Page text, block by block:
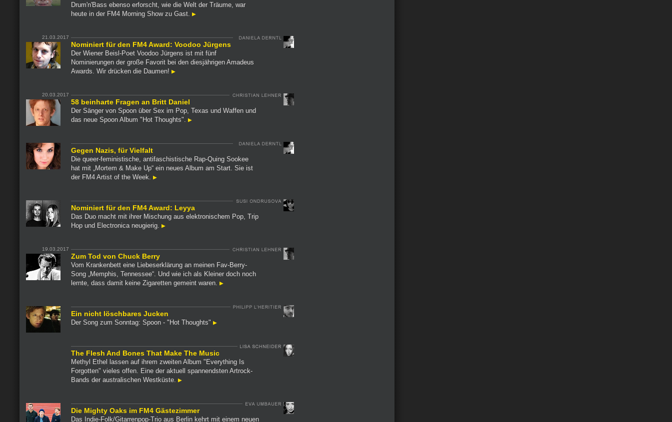
Drum'n'Bass ebenso erforscht, wie die Welt der Träume, war
heute in der FM4 Morning Show zu Gast.
21.03.2017
Nominiert für den FM4 Award: Voodoo Jürgens
Der Wiener Beisl-Poet Voodoo Jürgens ist mit fünf
Nominierungen der große Favorit bei den diesjährigen Amadeus
Awards. Wir drücken die Daumen!
20.03.2017
58 beinharte Fragen an Britt Daniel
Der Sänger von Spoon über Sex im Pop, Texas und Waffen und
das neue Spoon Album "Hot Thoughts".
Gegen Nazis, für Vielfalt
Die queer-feministische, antifaschistische Rap-Quing Sookee
hat mit „Mortem & Make Up“ ein neues Album am Start. Sie ist
der FM4 Artist of the Week.
Nominiert für den FM4 Award: Leyya
Das Duo macht mit ihrer Mischung aus elektronischem Pop, Trip
Hop und Electronica neugierig.
19.03.2017
Zum Tod von Chuck Berry
Vom Krankenbett eine Liebeserklärung an meinen Fav-Berry-
Song „Memphis, Tennessee“. Und wie ich als Kleiner doch noch
lernte, dass damit keine Zigaretten gemeint waren.
Ein nicht löschbares Jucken
Der Song zum Sonntag: Spoon - "Hot Thoughts"
The Flesh And Bones That Make The Music
Methyl Ethel lassen auf ihrem zweiten Album "Everything Is
Forgotten" vieles offen. Eine der aktuell spannendsten Artrock-
Bands der australischen Westküste.
Die Mighty Oaks im FM4 Gästezimmer
Das Indie-Folk/Gitarrenpop-Trio aus Berlin kehrt mit einem neuen